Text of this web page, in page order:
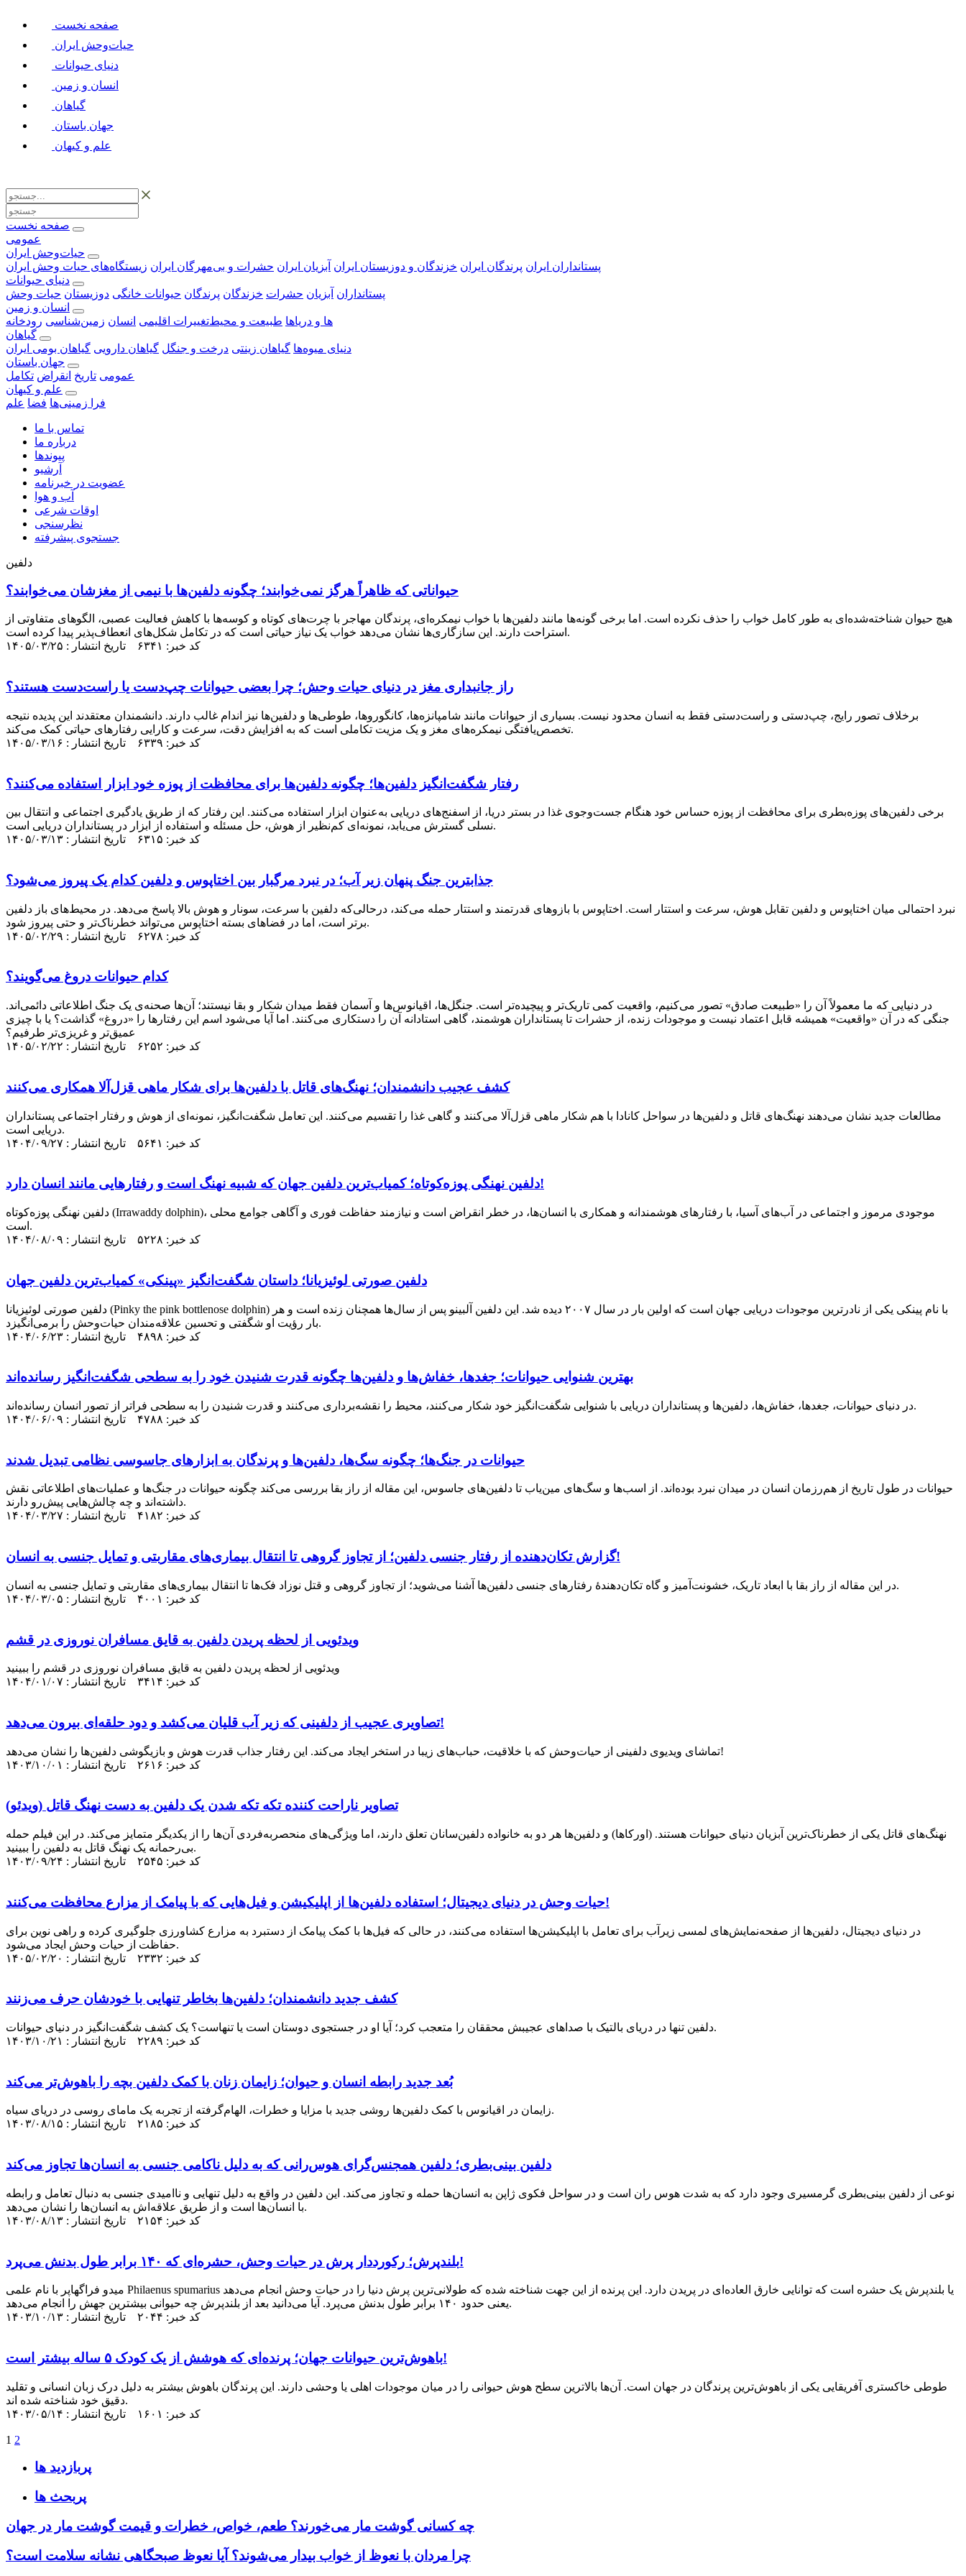
صفحه نخست
حیات‌وحش ایران
دنیای حیوانات
انسان و زمین
گیاهان
جهان باستان
علم و کیهان
صفحه نخست
عمومی
حیات‌وحش ایران
پستانداران ایران پرندگان ایران خزندگان و دوزیستان ایران آبزیان ایران حشرات و بی‌مهرگان ایران زیستگاه‌های حیات وحش ایران
دنیای حیوانات
پستانداران آبزیان حشرات خزندگان پرندگان حیوانات خانگی دوزیستان حیات وحش
انسان و زمین
تغییرات اقلیمی انسان زمین‌شناسی رودخانه‎‌ها و دریاها طبیعت و محیط
گیاهان
دنیای میوه‌ها گیاهان زینتی درخت و جنگل گیاهان دارویی گیاهان بومی ایران
جهان باستان
عمومی تاریخ انقراض تکامل
علم و کیهان
فرا زمینی‌ها فضا علم
تماس با ما
درباره ما
پیوندها
آرشیو
عضویت در خبرنامه
آب و هوا
اوقات شرعی
نظرسنجی
جستجوی پیشرفته
دلفین
حیواناتی که ظاهراً هرگز نمی‌خوابند؛ چگونه دلفین‌ها با نیمی از مغزشان می‌خوابند؟
هیچ حیوان شناخته‌شده‌ای به طور کامل خواب را حذف نکرده است. اما برخی گونه‌ها مانند دلفین‌ها با خواب نیمکره‌ای، پرندگان مهاجر با چرت‌های کوتاه و کوسه‌ها با کاهش فعالیت عصبی، الگو‌های متفاوتی از
استراحت دارند. این سازگاری‌ها نشان می‌دهد خواب یک نیاز حیاتی است که در تکامل شکل‌های انعطاف‌پذیر پیدا کرده است.
کد خبر: ۶۳۴۱ تاریخ انتشار : ۱۴۰۵/۰۳/۲۵
راز جانبداری مغز در دنیای حیات وحش؛ چرا بعضی حیوانات چپ‌دست یا راست‌دست هستند؟
برخلاف تصور رایج، چپ‌دستی و راست‌دستی فقط به انسان محدود نیست. بسیاری از حیوانات مانند شامپانزه‌ها، کانگوروها، طوطی‌ها و دلفین‌ها نیز اندام غالب دارند. دانشمندان معتقدند این پدیده نتیجه
تخصص‌یافتگی نیمکره‌های مغز و یک مزیت تکاملی است که به افزایش دقت، سرعت و کارایی رفتار‌های حیاتی کمک می‌کند.
کد خبر: ۶۳۳۹ تاریخ انتشار : ۱۴۰۵/۰۳/۱۶
رفتار شگفت‌انگیز دلفین‌ها؛ چگونه دلفین‌ها برای محافظت از پوزه خود ابزار استفاده می‌کنند؟
برخی دلفین‌های پوزه‌بطری برای محافظت از پوزه حساس خود هنگام جست‌وجوی غذا در بستر دریا، از اسفنج‌های دریایی به‌عنوان ابزار استفاده می‌کنند. این رفتار که از طریق یادگیری اجتماعی و انتقال بین
نسلی گسترش می‌یابد، نمونه‌ای کم‌نظیر از هوش، حل مسئله و استفاده از ابزار در پستانداران دریایی است.
کد خبر: ۶۳۱۵ تاریخ انتشار : ۱۴۰۵/۰۳/۱۳
جذابترین جنگ پنهان زیر آب؛ در نبرد مرگبار بین اختاپوس و دلفین کدام یک پیروز می‌شود؟
نبرد احتمالی میان اختاپوس و دلفین تقابل هوش، سرعت و استتار است. اختاپوس با بازو‌های قدرتمند و استتار حمله می‌کند، درحالی‌که دلفین با سرعت، سونار و هوش بالا پاسخ می‌دهد. در محیط‌های باز دلفین
برتر است، اما در فضا‌های بسته اختاپوس می‌تواند خطرناک‌تر و حتی پیروز شود.
کد خبر: ۶۲۷۸ تاریخ انتشار : ۱۴۰۵/۰۲/۲۹
کدام حیوانات دروغ می‌گویند؟
در دنیایی که ما معمولاً آن را «طبیعت صادق» تصور می‌کنیم، واقعیت کمی تاریک‌تر و پیچیده‌تر است. جنگل‌ها، اقیانوس‌ها و آسمان فقط میدان شکار و بقا نیستند؛ آن‌ها صحنه‌ی یک جنگ اطلاعاتی دائمی‌اند.
جنگی که در آن «واقعیت» همیشه قابل اعتماد نیست و موجودات زنده، از حشرات تا پستانداران هوشمند، گاهی استادانه آن را دستکاری می‌کنند. اما آیا می‌شود اسم این رفتارها را «دروغ» گذاشت؟ یا با چیزی
عمیق‌تر و غریزی‌تر طرفیم؟
کد خبر: ۶۲۵۲ تاریخ انتشار : ۱۴۰۵/۰۲/۲۲
کشف عجیب دانشمندان؛ نهنگ‌های قاتل با دلفین‌ها برای شکار ماهی قزل‌آلا همکاری می‌کنند
مطالعات جدید نشان می‌دهند نهنگ‌های قاتل و دلفین‌ها در سواحل کانادا با هم شکار ماهی قزل‌آلا می‌کنند و گاهی غذا را تقسیم می‌کنند. این تعامل شگفت‌انگیز، نمونه‌ای از هوش و رفتار اجتماعی پستانداران
دریایی است.
کد خبر: ۵۶۴۱ تاریخ انتشار : ۱۴۰۴/۰۹/۲۷
دلفین نهنگی پوزه‌کوتاه؛ کمیاب‌ترین دلفین جهان که شبیه نهنگ است و رفتارهایی مانند انسان دارد!
دلفین نهنگی پوزه‌کوتاه (Irrawaddy dolphin)، موجودی مرموز و اجتماعی در آب‌های آسیا، با رفتار‌های هوشمندانه و همکاری با انسان‌ها، در خطر انقراض است و نیازمند حفاظت فوری و آگاهی جوامع محلی
است.
کد خبر: ۵۲۲۸ تاریخ انتشار : ۱۴۰۴/۰۸/۰۹
دلفین صورتی لوئیزیانا؛ داستان شگفت‌انگیز «پینکی» کمیاب‌ترین دلفین جهان
دلفین صورتی لوئیزیانا (Pinky the pink bottlenose dolphin) با نام پینکی یکی از نادرترین موجودات دریایی جهان است که اولین بار در سال ۲۰۰۷ دیده شد. این دلفین آلبینو پس از سال‌ها همچنان زنده است و هر
بار رؤیت او شگفتی و تحسین علاقه‌مندان حیات‌وحش را برمی‌انگیزد.
کد خبر: ۴۸۹۸ تاریخ انتشار : ۱۴۰۴/۰۶/۲۳
بهترین شنوایی حیوانات؛ جغدها، خفاش‌ها و دلفین‌ها چگونه قدرت شنیدن خود را به سطحی شگفت‌انگیز رسانده‌اند
در دنیای حیوانات، جغدها، خفاش‌ها، دلفین‌ها و پستانداران دریایی با شنوایی شگفت‌انگیز خود شکار می‌کنند، محیط را نقشه‌برداری می‌کنند و قدرت شنیدن را به سطحی فراتر از تصور انسان رسانده‌اند.
کد خبر: ۴۷۸۸ تاریخ انتشار : ۱۴۰۴/۰۶/۰۹
حیوانات در جنگ‌ها؛ چگونه سگ‌ها، دلفین‌ها و پرندگان به ابزار‌های جاسوسی نظامی تبدیل شدند
حیوانات در طول تاریخ از هم‌رزمان انسان در میدان نبرد بوده‌اند. از اسب‌ها و سگ‌های مین‌یاب تا دلفین‌های جاسوس، این مقاله از راز بقا بررسی می‌کند چگونه حیوانات در جنگ‌ها و عملیات‌های اطلاعاتی نقش
داشته‌اند و چه چالش‌هایی پیش‌رو دارند.
کد خبر: ۴۱۸۲ تاریخ انتشار : ۱۴۰۴/۰۳/۲۷
گزارش تکان‌دهنده از رفتار جنسی دلفین؛ از تجاوز گروهی تا انتقال بیماری‌های مقاربتی و تمایل جنسی به انسان!
در این مقاله از راز بقا با ابعاد تاریک، خشونت‌آمیز و گاه تکان‌دهندهٔ رفتار‌های جنسی دلفین‌ها آشنا می‌شوید؛ از تجاوز گروهی و قتل نوزاد فک‌ها تا انتقال بیماری‌های مقاربتی و تمایل جنسی به انسان.
کد خبر: ۴۰۰۱ تاریخ انتشار : ۱۴۰۴/۰۳/۰۵
ویدئویی از لحظه پریدن دلفین به قایق مسافران نوروزی در قشم
ویدئویی از لحظه پریدن دلفین به قایق مسافران نوروزی در قشم را ببینید
کد خبر: ۳۴۱۴ تاریخ انتشار : ۱۴۰۴/۰۱/۰۷
تصاویری عجیب از دلفینی که زیر آب قلیان می‌کشد و دود حلقه‌ای بیرون می‌دهد!
تماشای ویدیوی دلفینی از حیات‌وحش که با خلاقیت، حباب‌های زیبا در استخر ایجاد می‌کند. این رفتار جذاب قدرت هوش و بازیگوشی دلفین‌ها را نشان می‌دهد!
کد خبر: ۲۶۱۶ تاریخ انتشار : ۱۴۰۳/۱۰/۰۱
(ویدئو) تصاویر ناراحت کننده تکه تکه شدن یک دلفین به دست نهنگ قاتل
نهنگ‌های قاتل یکی از خطرناک‌ترین آبزیان دنیای حیوانات هستند. (اورکاها) و دلفین‌ها هر دو به خانواده دلفین‌سانان تعلق دارند، اما ویژگی‌های منحصربه‌فردی آن‌ها را از یکدیگر متمایز می‌کند. در این فیلم حمله
بی‌رحمانه یک نهنگ قاتل به دلفین را ببینید.
کد خبر: ۲۵۴۵ تاریخ انتشار : ۱۴۰۳/۰۹/۲۴
حیات وحش در دنیای دیجیتال؛ استفاده دلفین‌ها از اپلیکیشن‌ و فیل‌هایی که با پیامک از مزارع محافظت می‌کنند!
در دنیای دیجیتال، دلفین‌ها از صفحه‌نمایش‌های لمسی زیرآب برای تعامل با اپلیکیشن‌ها استفاده می‌کنند، در حالی که فیل‌ها با کمک پیامک از دستبرد به مزارع کشاورزی جلوگیری کرده و راهی نوین برای
حفاظت از حیات وحش ایجاد می‌شود.
کد خبر: ۲۳۳۲ تاریخ انتشار : ۱۴۰۵/۰۲/۲۰
کشف جدید دانشمندان؛ دلفین‌ها بخاطر تنهایی با خودشان حرف می‌زنند
دلفین تنها در دریای بالتیک با صدا‌های عجیبش محققان را متعجب کرد؛ آیا او در جستجوی دوستان است یا تنهاست؟ یک کشف شگفت‌انگیز در دنیای حیوانات.
کد خبر: ۲۲۸۹ تاریخ انتشار : ۱۴۰۳/۱۰/۲۱
بُعد جدید رابطه انسان و حیوان؛ زایمان زنان با کمک دلفین بچه را باهوش‌تر می‌کند
زایمان در اقیانوس با کمک دلفین‌ها روشی جدید با مزایا و خطرات، الهام‌گرفته از تجربه یک مامای روسی در دریای سیاه.
کد خبر: ۲۱۸۵ تاریخ انتشار : ۱۴۰۳/۰۸/۱۵
دلفین بینی‌بطری؛ دلفین همجنس‌گرای هوس‌رانی که به دلیل ناکامی جنسی به انسان‌ها تجاوز می‌کند
نوعی از دلفین بینی‌بطری گرمسیری وجود دارد که به شدت هوس ران است و در سواحل فکوی ژاپن به انسان‌ها حمله و تجاوز می‌کند. این دلفین در واقع به دلیل تنهایی و ناامیدی جنسی به دنبال تعامل و رابطه
با انسان‌ها است و از طریق علاقه‌اش به انسان‌ها را نشان می‌دهد.
کد خبر: ۲۱۵۴ تاریخ انتشار : ۱۴۰۳/۰۸/۱۳
بلندپرش؛ رکورددار پرش در حیات وحش، حشره‌ای که ۱۴۰ برابر طول بدنش می‌پرد!
میدو فراگهاپر با نام علمی Philaenus spumarius یا بلندپرش یک حشره است که توانایی خارق العاده‌ای در پریدن دارد. این پرنده از این جهت شناخته شده که طولانی‌ترین پرش دنیا را در حیات وحش انجام می‌دهد
یعنی حدود ۱۴۰ برابر طول بدنش می‌پرد. آیا می‌دانید بعد از بلندپرش چه حیوانی بیشترین جهش را انجام می‌دهد.
کد خبر: ۲۰۴۴ تاریخ انتشار : ۱۴۰۳/۱۰/۱۳
باهوش‌ترین حیوانات جهان؛ پرنده‌ای که هوشش از یک کودک ۵ ساله بیشتر است!
طوطی خاکستری آفریقایی یکی از باهوش‌ترین پرندگان در جهان است. آن‌ها بالاترین سطح هوش حیوانی را در میان موجودات اهلی یا وحشی دارند. این پرندگان باهوش بیشتر به دلیل درک زبان انسانی و تقلید
دقیق خود شناخته شده اند.
کد خبر: ۱۶۰۱ تاریخ انتشار : ۱۴۰۳/۰۵/۱۴
1 2
پربازدید ها
پربحث ها
چه کسانی گوشت مار می‌خورند؟ طعم، خواص، خطرات و قیمت گوشت مار در جهان
چرا مردان با نعوظ از خواب بیدار می‌شوند؟ آیا نعوظ صبحگاهی نشانه سلامت است؟